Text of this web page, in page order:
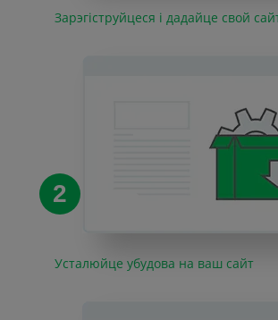
Зарэгіструйцеся і дадайце свой
2
Усталюйце убудова на ваш сайт